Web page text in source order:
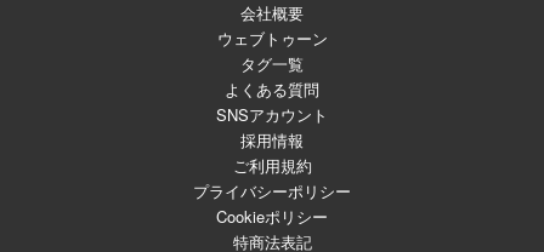
会社概要
ウェブトゥーン
タグ一覧
よくある質問
SNSアカウント
採用情報
ご利用規約
プライバシーポリシー
Cookieポリシー
特商法表記